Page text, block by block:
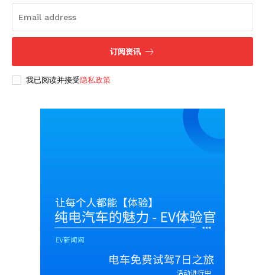
订阅资讯
我已阅读并接受隐私政策